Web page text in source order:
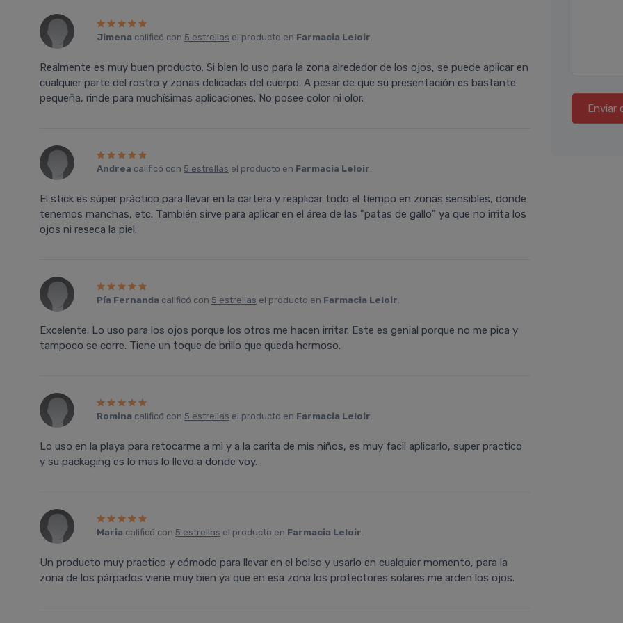
Jimena calificó con 5 estrellas el producto en Farmacia Leloir.
Realmente es muy buen producto. Si bien lo uso para la zona alrededor de los ojos, se puede aplicar en
cualquier parte del rostro y zonas delicadas del cuerpo. A pesar de que su presentación es bastante
pequeña, rinde para muchísimas aplicaciones. No posee color ni olor.
Andrea calificó con 5 estrellas el producto en Farmacia Leloir.
El stick es súper práctico para llevar en la cartera y reaplicar todo el tiempo en zonas sensibles, donde
tenemos manchas, etc. También sirve para aplicar en el área de las "patas de gallo" ya que no irrita los
ojos ni reseca la piel.
Pía Fernanda calificó con 5 estrellas el producto en Farmacia Leloir.
Excelente. Lo uso para los ojos porque los otros me hacen irritar. Este es genial porque no me pica y
tampoco se corre. Tiene un toque de brillo que queda hermoso.
Romina calificó con 5 estrellas el producto en Farmacia Leloir.
Lo uso en la playa para retocarme a mi y a la carita de mis niños, es muy facil aplicarlo, super practico
y su packaging es lo mas lo llevo a donde voy.
Maria calificó con 5 estrellas el producto en Farmacia Leloir.
Un producto muy practico y cómodo para llevar en el bolso y usarlo en cualquier momento, para la
zona de los párpados viene muy bien ya que en esa zona los protectores solares me arden los ojos.
Enviar